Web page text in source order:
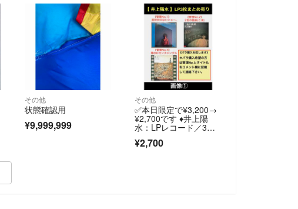
その他
状態確認用
¥9,999,999
その他
✅本日限定で¥3,200→
¥2,700です ♦️井上陽
水：LPレコード／3枚
まとめ売り
¥2,700